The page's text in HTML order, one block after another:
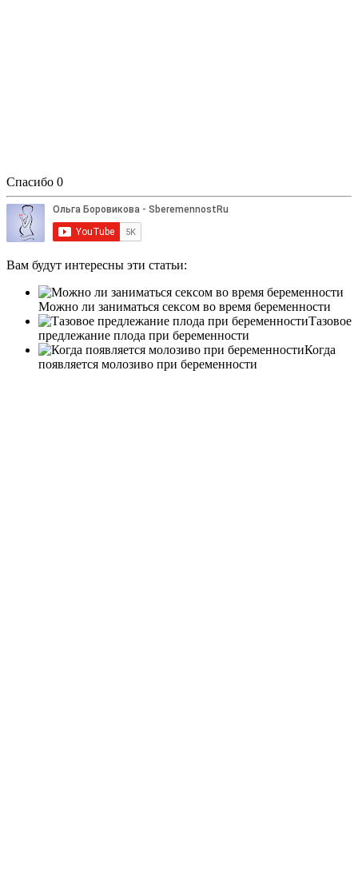
Спасибо 0
Вам будут интересны эти статьи:
Можно ли заниматься сексом во время беременности
Тазовое
предлежание плода при беременности
Когда
появляется молозиво при беременности